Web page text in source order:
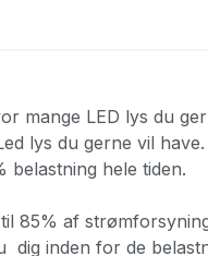
mange LED lys du
lys du gerne vil
hele tiden.
85% af
dig inden for de